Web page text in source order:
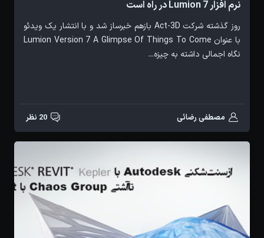
نرم افزار Lumion 7 در راه است
روز گذشته شرکت Act-3D بازهم خبرساز شد و با انتشار یک ویدئو
با عنوان Lumion Version 7 A Glimpse Of Things To Come
نگاه اجمالی داشته به چیزه...
مصطفی رضائی 20 نظر